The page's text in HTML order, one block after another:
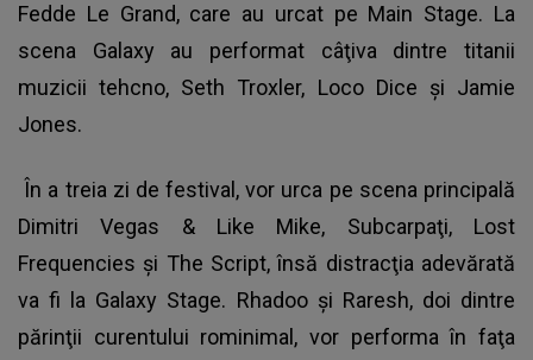
Fedde Le Grand, care au urcat pe Main Stage. La
scena Galaxy au performat câţiva dintre titanii
muzicii tehcno, Seth Troxler, Loco Dice şi Jamie
Jones.
În a treia zi de festival, vor urca pe scena principală
Dimitri Vegas & Like Mike, Subcarpaţi, Lost
Frequencies şi The Script, însă distracţia adevărată
va fi la Galaxy Stage. Rhadoo şi Raresh, doi dintre
părinţii curentului rominimal, vor performa în faţa